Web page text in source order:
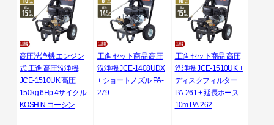
高圧洗浄機 エンジン
式 工進 高圧洗浄機
JCE-1510UK 高圧
150kg 6Hp 4サイクル
KOSHIN コーシン
工進 セット商品 高圧
洗浄機 JCE-1408UDX
+ ショートノズル PA-
279
工進 セット商品 高圧
洗浄機 JCE-1510UK +
ディスクフィルター
PA-261 + 延長ホース
10m PA-262